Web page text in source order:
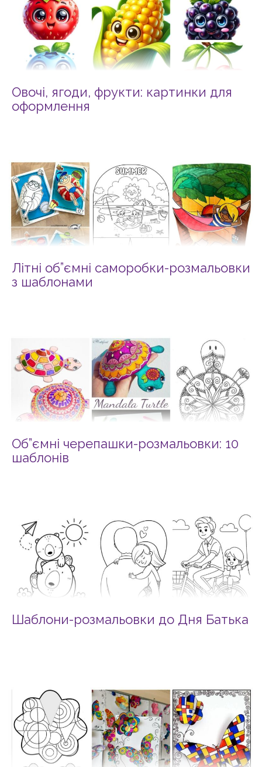
Овочі, ягоди, фрукти: картинки для
оформлення
Літні об”ємні саморобки-розмальовки
з шаблонами
Об”ємні черепашки-розмальовки: 10
шаблонів
Шаблони-розмальовки до Дня Батька